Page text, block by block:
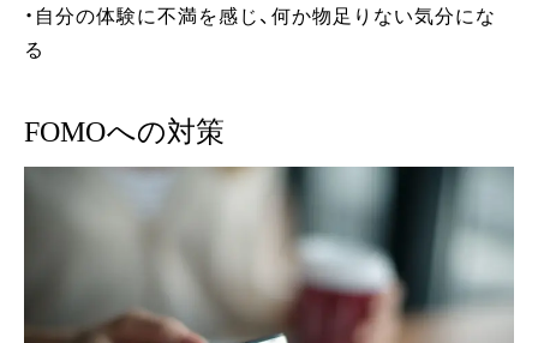
・自分の体験に不満を感じ、何か物足りない気分にな
る
FOMOへの対策